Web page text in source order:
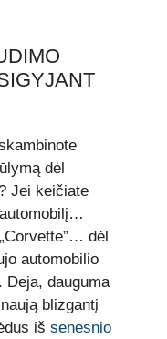
dėl
Jei keičiate
dėl
automobilio
Deja, dauguma
blizgantį
iš senesnio